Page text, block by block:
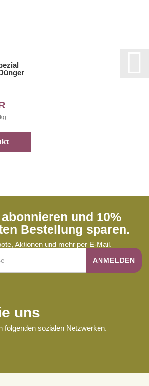
und 10%
Bestellung sparen.
Aktionen und mehr per E-Mail.
uns
folgenden sozialen Netzwerken.